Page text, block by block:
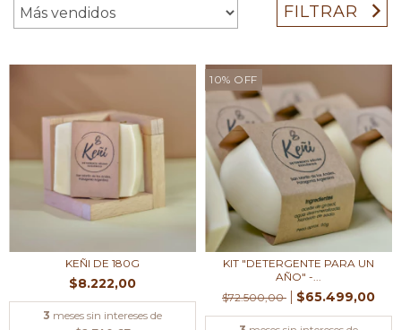
FILTRAR
KEÑI DE 180G
$8.222,00
3 meses sin intereses de
10% OFF
KIT "DETERGENTE PARA UN
AÑO" -...
$72.500,00
$65.499,00